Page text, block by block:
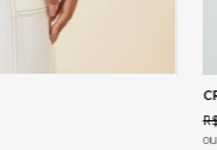
ou